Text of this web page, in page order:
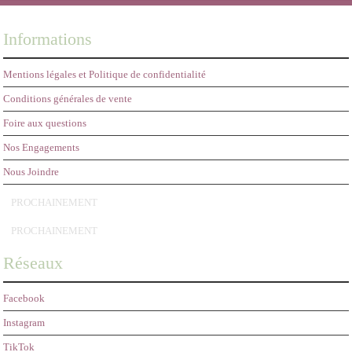
Informations
Mentions légales et Politique de confidentialité
Conditions générales de vente
Foire aux questions
Nos Engagements
Nous Joindre
PROCHAINEMENT
PROCHAINEMENT
Réseaux
Facebook
Instagram
TikTok